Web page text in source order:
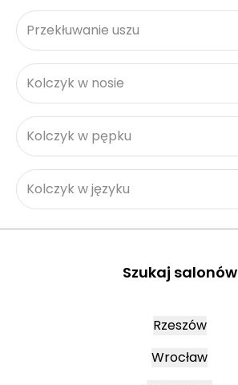
Przekłuwanie uszu
Kolczyk w nosie
Kolczyk w pępku
Kolczyk w języku
Szukaj salonów
Rzeszów
Wrocław